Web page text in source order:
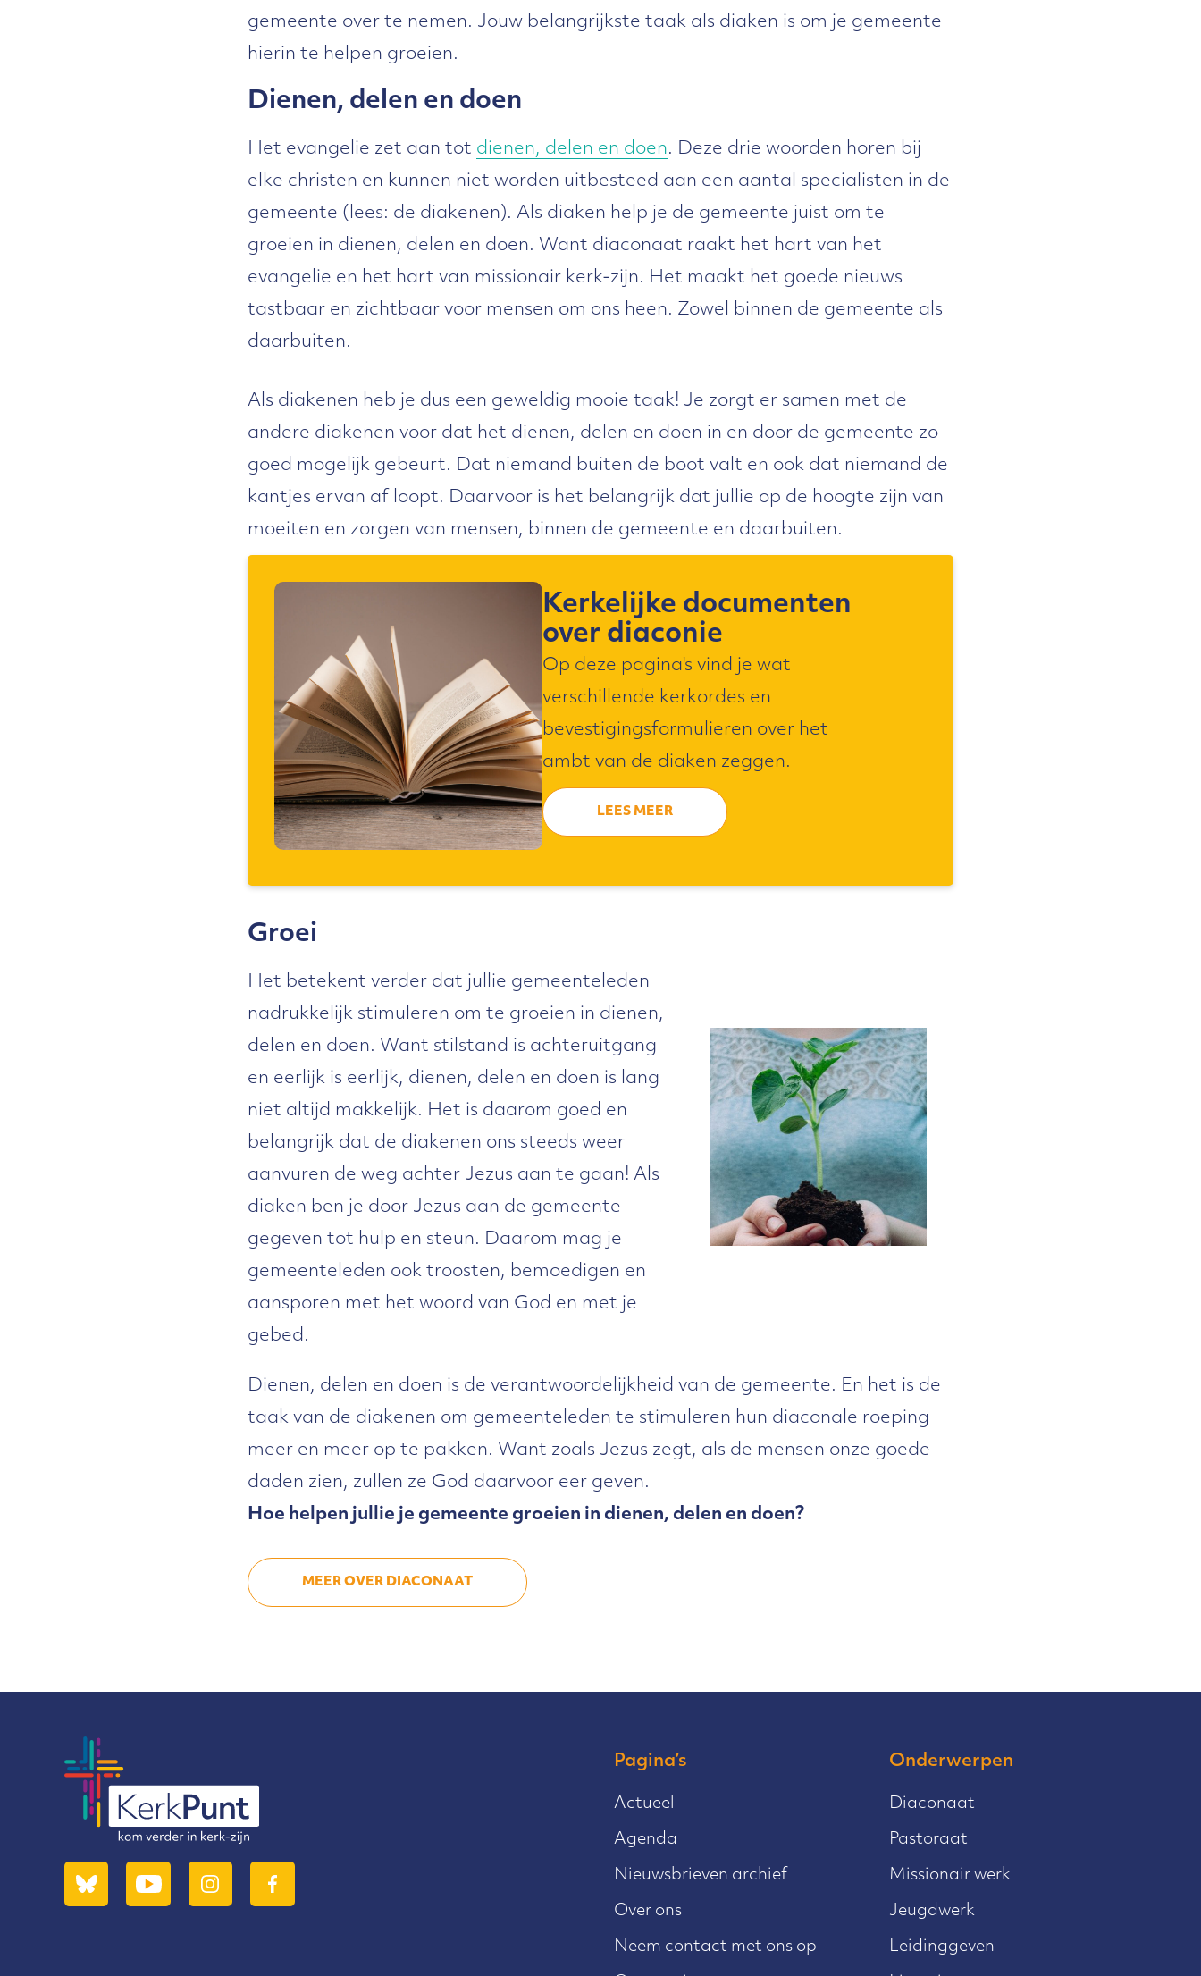
gemeente over te nemen. Jouw belangrijkste taak als diaken is om je gemeente
hierin te helpen groeien.
Dienen, delen en doen
Het evangelie zet aan tot dienen, delen en doen. Deze drie woorden horen bij
elke christen en kunnen niet worden uitbesteed aan een aantal specialisten in de
gemeente (lees: de diakenen). Als diaken help je de gemeente juist om te
groeien in dienen, delen en doen. Want diaconaat raakt het hart van het
evangelie en het hart van missionair kerk-zijn. Het maakt het goede nieuws
tastbaar en zichtbaar voor mensen om ons heen. Zowel binnen de gemeente als
daarbuiten.
Als diakenen heb je dus een geweldig mooie taak! Je zorgt er samen met de
andere diakenen voor dat het dienen, delen en doen in en door de gemeente zo
goed mogelijk gebeurt. Dat niemand buiten de boot valt en ook dat niemand de
kantjes ervan af loopt. Daarvoor is het belangrijk dat jullie op de hoogte zijn van
moeiten en zorgen van mensen, binnen de gemeente en daarbuiten.
Kerkelijke documenten
over diaconie
Op deze pagina's vind je wat
verschillende kerkordes en
bevestigingsformulieren over het
ambt van de diaken zeggen.
LEES MEER
Groei
Het betekent verder dat jullie gemeenteleden
nadrukkelijk stimuleren om te groeien in dienen,
delen en doen. Want stilstand is achteruitgang
en eerlijk is eerlijk, dienen, delen en doen is lang
niet altijd makkelijk. Het is daarom goed en
belangrijk dat de diakenen ons steeds weer
aanvuren de weg achter Jezus aan te gaan! Als
diaken ben je door Jezus aan de gemeente
gegeven tot hulp en steun. Daarom mag je
gemeenteleden ook troosten, bemoedigen en
aansporen met het woord van God en met je
gebed.
Dienen, delen en doen is de verantwoordelijkheid van de gemeente. En het is de
taak van de diakenen om gemeenteleden te stimuleren hun diaconale roeping
meer en meer op te pakken. Want zoals Jezus zegt, als de mensen onze goede
daden zien, zullen ze God daarvoor eer geven.
Hoe helpen jullie je gemeente groeien in dienen, delen en doen?
MEER OVER DIACONAAT
Pagina’s
Actueel
Agenda
Nieuwsbrieven archief
Over ons
Neem contact met ons op
Onderwerpen
Diaconaat
Pastoraat
Missionair werk
Jeugdwerk
Leidinggeven